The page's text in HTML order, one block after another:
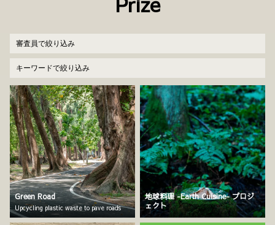
Green Road
Upcycling plastic waste to pave roads
地球料理 -Earth Cuisine- プロジ
ェクト